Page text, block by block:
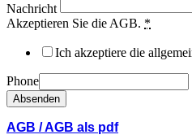
Nachricht
Akzeptieren Sie die AGB. *
Ich akzeptiere die
Phone
Absenden
AGB /AGB als pdf